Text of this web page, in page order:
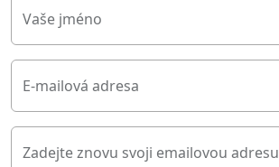
Vaše jméno
E-mailová adresa
Zadejte znovu svoji emailovou adresu